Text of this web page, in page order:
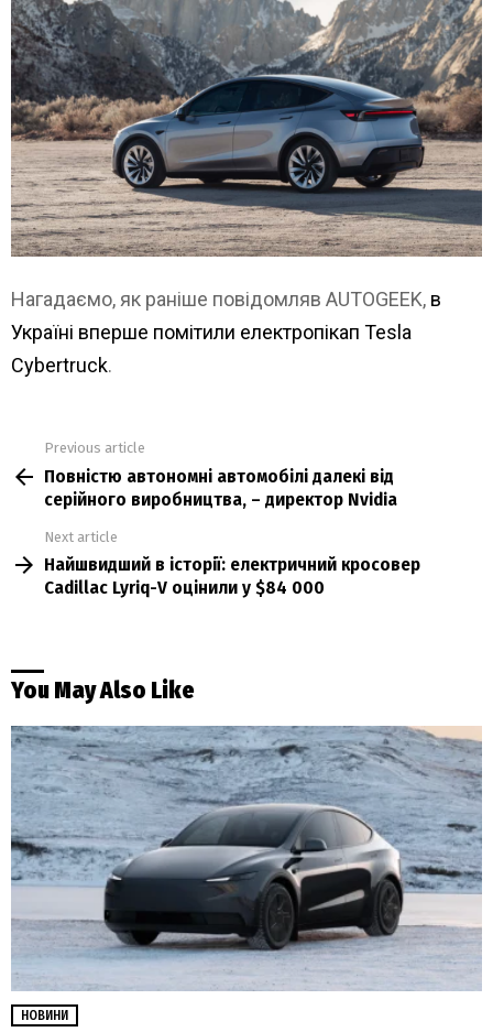
Нагадаємо, як раніше повідомляв AUTOGEEK, в
Україні вперше помітили електропікап Tesla
Cybertruck.
more
Previous article
Повністю автономні автомобілі далекі від
серійного виробництва, – директор Nvidia
Next article
Найшвидший в історії: електричний кросовер
Cadillac Lyriq-V оцінили у $84 000
You May Also Like
НОВИНИ